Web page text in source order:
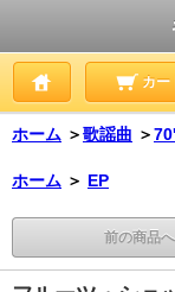
カー
ホーム ＞歌謡曲 ＞
ホーム ＞ EP
前の商品へ